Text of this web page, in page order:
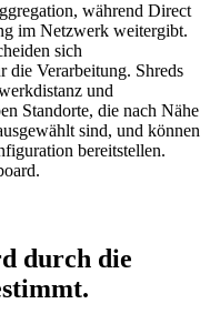
während Direct
im Netzwerk weitergibt.
sich
die Verarbeitung. Shreds
und
Standorte, die nach Nähe
sind, und können
bereitstellen.
durch die